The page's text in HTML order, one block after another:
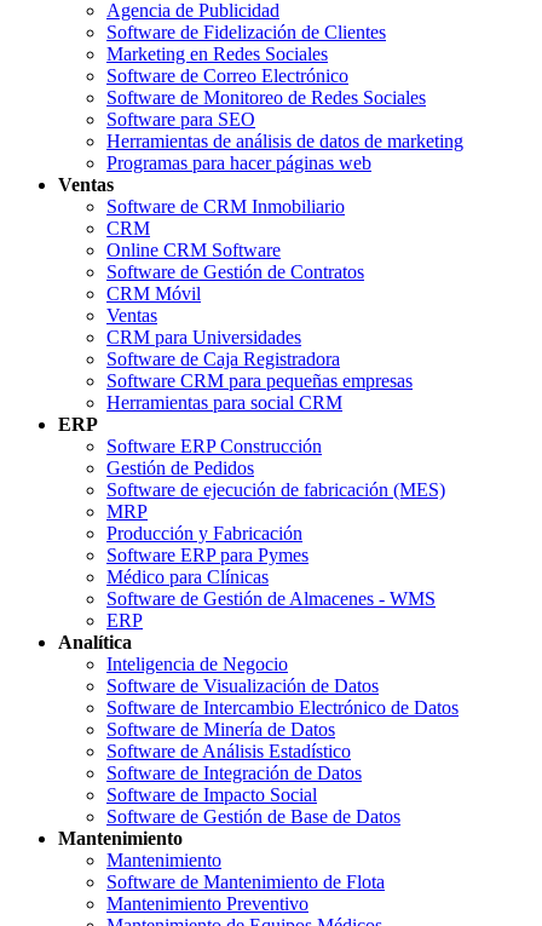
Agencia de Publicidad
Software de Fidelización de Clientes
Marketing en Redes Sociales
Software de Correo Electrónico
Software de Monitoreo de Redes Sociales
Software para SEO
Herramientas de análisis de datos de marketing
Programas para hacer páginas web
Ventas
Software de CRM Inmobiliario
CRM
Online CRM Software
Software de Gestión de Contratos
CRM Móvil
Ventas
CRM para Universidades
Software de Caja Registradora
Software CRM para pequeñas empresas
Herramientas para social CRM
ERP
Software ERP Construcción
Gestión de Pedidos
Software de ejecución de fabricación (MES)
MRP
Producción y Fabricación
Software ERP para Pymes
Médico para Clínicas
Software de Gestión de Almacenes - WMS
ERP
Analítica
Inteligencia de Negocio
Software de Visualización de Datos
Software de Intercambio Electrónico de Datos
Software de Minería de Datos
Software de Análisis Estadístico
Software de Integración de Datos
Software de Impacto Social
Software de Gestión de Base de Datos
Mantenimiento
Mantenimiento
Software de Mantenimiento de Flota
Mantenimiento Preventivo